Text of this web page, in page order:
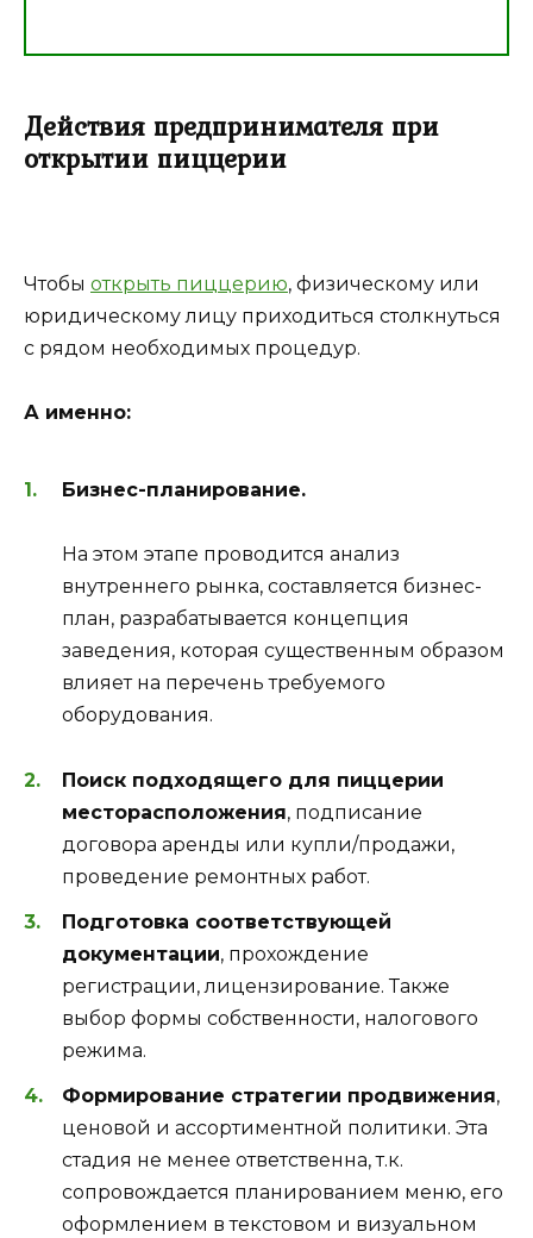
Действия предпринимателя при
открытии пиццерии
Чтобы открыть пиццерию, физическому или
юридическому лицу приходиться столкнуться
с рядом необходимых процедур.
А именно:
Бизнес-планирование.
На этом этапе проводится анализ
внутреннего рынка, составляется бизнес-
план, разрабатывается концепция
заведения, которая существенным образом
влияет на перечень требуемого
оборудования.
Поиск подходящего для пиццерии
месторасположения, подписание
договора аренды или купли/продажи,
проведение ремонтных работ.
Подготовка соответствующей
документации, прохождение
регистрации, лицензирование. Также
выбор формы собственности, налогового
режима.
Формирование стратегии продвижения,
ценовой и ассортиментной политики. Эта
стадия не менее ответственна, т.к.
сопровождается планированием меню, его
оформлением в текстовом и визуальном